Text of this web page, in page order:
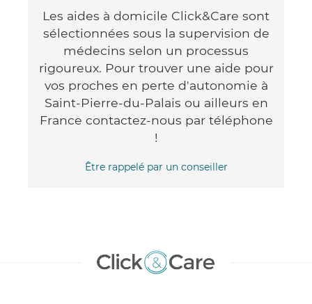
Les aides à domicile Click&Care sont
sélectionnées sous la supervision de
médecins selon un processus
rigoureux. Pour trouver une aide pour
vos proches en perte d'autonomie à
Saint-Pierre-du-Palais ou ailleurs en
France contactez-nous par téléphone
!
Être rappelé par un conseiller